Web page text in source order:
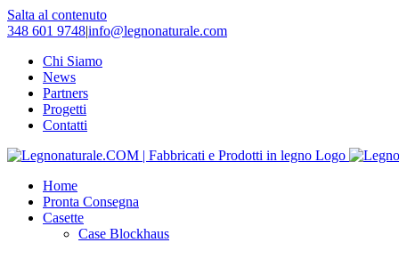
Salta al contenuto
348 601 9748|info@legnonaturale.com
Chi Siamo
News
Partners
Progetti
Contatti
Home
Pronta Consegna
Casette
Case Blockhaus